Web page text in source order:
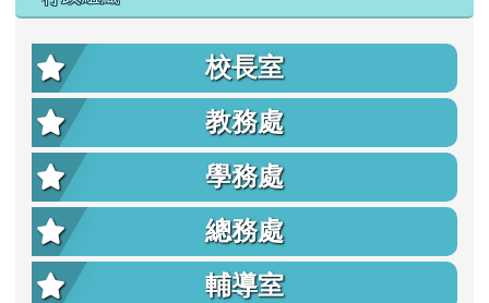
校長室
教務處
學務處
總務處
輔導室